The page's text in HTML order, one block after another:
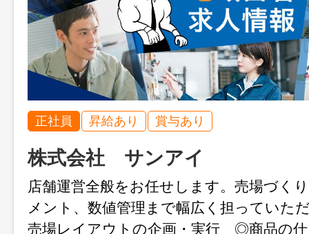
正社員 昇給あり 賞与あり
株式会社 サンアイ
店舗運営全般をお任せします。売場づく
メント、数値管理まで幅広く担って
売場レイアウトの企画・実行 ◎商品の仕